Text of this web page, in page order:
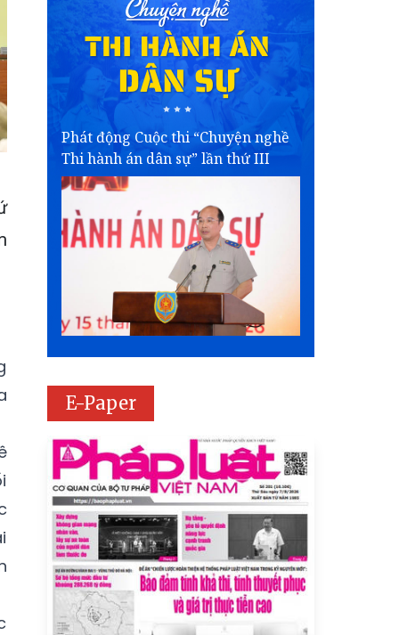
Phát động Cuộc thi “Chuyện nghề
Thi hành án dân sự” lần thứ III
E-Paper